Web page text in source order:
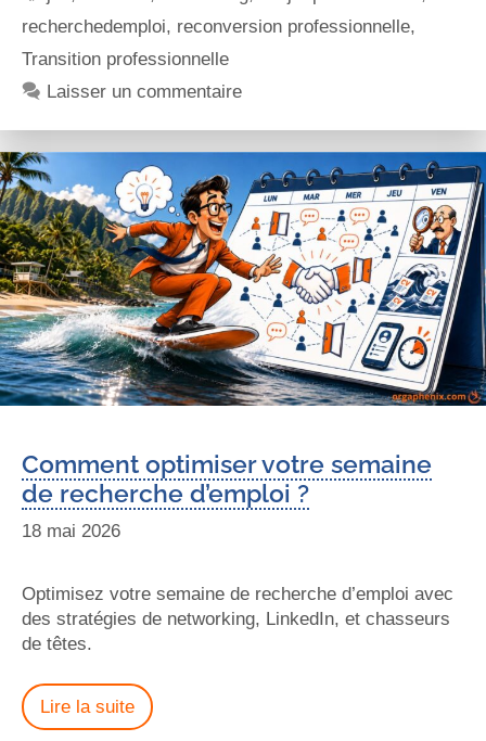
recherchedemploi, reconversion professionnelle,
Transition professionnelle
Laisser un commentaire
Comment optimiser votre semaine
de recherche d’emploi ?
18 mai 2026
Optimisez votre semaine de recherche d’emploi avec
des stratégies de networking, LinkedIn, et chasseurs
de têtes.
Lire la suite